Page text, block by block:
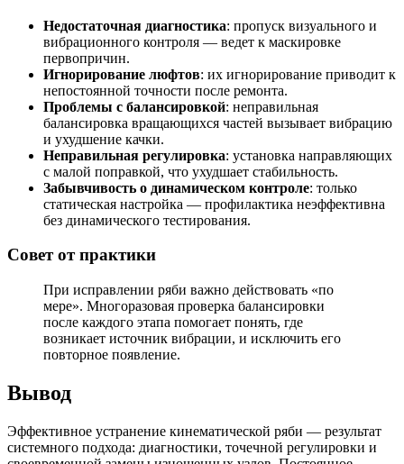
Недостаточная диагностика: пропуск визуального и
вибрационного контроля — ведет к маскировке
первопричин.
Игнорирование люфтов: их игнорирование приводит к
непостоянной точности после ремонта.
Проблемы с балансировкой: неправильная
балансировка вращающихся частей вызывает вибрацию
и ухудшение качки.
Неправильная регулировка: установка направляющих
с малой поправкой, что ухудшает стабильность.
Забывчивость о динамическом контроле: только
статическая настройка — профилактика неэффективна
без динамического тестирования.
Совет от практики
При исправлении ряби важно действовать «по
мере». Многоразовая проверка балансировки
после каждого этапа помогает понять, где
возникает источник вибрации, и исключить его
повторное появление.
Вывод
Эффективное устранение кинематической ряби — результат
системного подхода: диагностики, точечной регулировки и